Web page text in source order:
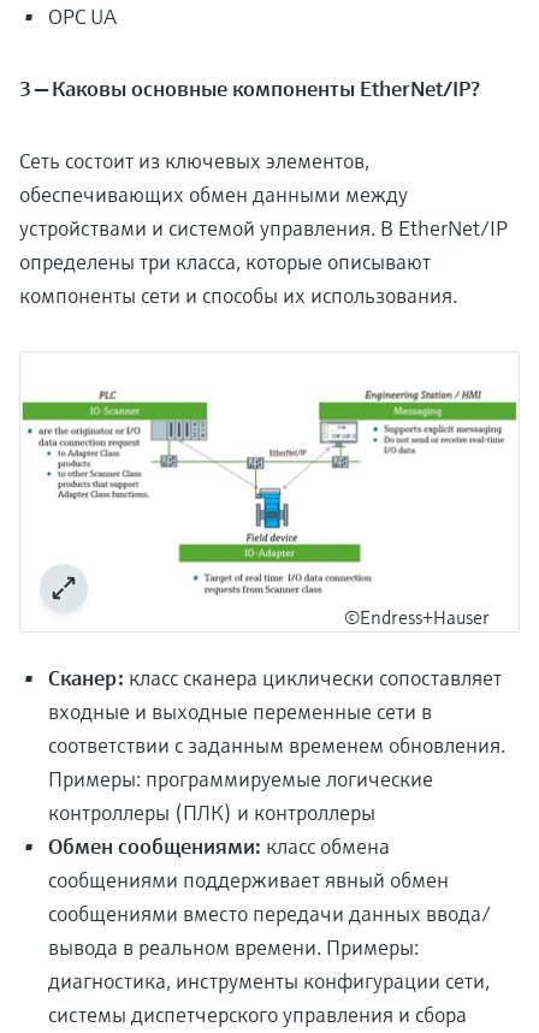
OPC UA
3 — Каковы основные компоненты EtherNet/IP?
Сеть состоит из ключевых элементов,
обеспечивающих обмен данными между
устройствами и системой управления. В EtherNet/IP
определены три класса, которые описывают
компоненты сети и способы их использования.
©Endress+Hauser
Сканер: класс сканера циклически сопоставляет
входные и выходные переменные сети в
соответствии с заданным временем обновления.
Примеры: программируемые логические
контроллеры (ПЛК) и контроллеры
Обмен сообщениями: класс обмена
сообщениями поддерживает явный обмен
сообщениями вместо передачи данных ввода/
вывода в реальном времени. Примеры:
диагностика, инструменты конфигурации сети,
системы диспетчерского управления и сбора